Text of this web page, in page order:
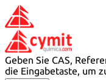
Geben Sie CAS,
die Eingabetaste, um